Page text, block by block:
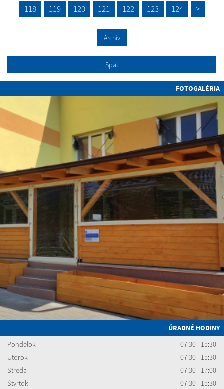
118 119 120 121 122 123 124 >
Archív
Späť
FOTOGALÉRIA
ÚRADNÉ HODINY
Pondelok
07:30 - 15:30
Utorok
07:30 - 15:30
Streda
07:30 - 17:00
Štvrtok
07:30 - 15:30